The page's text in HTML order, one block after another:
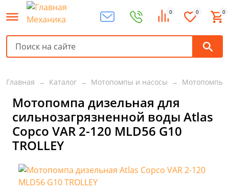
0 0 0
Главная Каталог Мотопомпы и насосы Мотопомпы
Мотопомпа дизельная для
сильнозагрязненной воды Atlas
Copco VAR 2-120 MLD56 G10
TROLLEY